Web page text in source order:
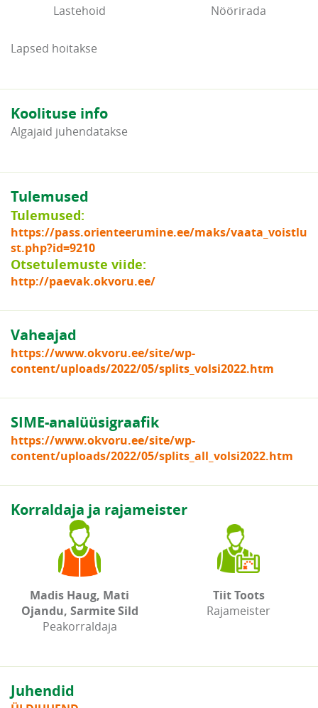
Lastehoid Nöörirada
Lapsed hoitakse
Koolituse info
Algajaid juhendatakse
Tulemused
Tulemused:
https://pass.orienteerumine.ee/maks/vaata_voistlu
st.php?id=9210
Otsetulemuste viide:
http://paevak.okvoru.ee/
Vaheajad
https://www.okvoru.ee/site/wp-
content/uploads/2022/05/splits_volsi2022.htm
SIME-analüüsigraafik
https://www.okvoru.ee/site/wp-
content/uploads/2022/05/splits_all_volsi2022.htm
Korraldaja ja rajameister
Madis Haug, Mati
Ojandu, Sarmite Sild
Peakorraldaja
Tiit Toots
Rajameister
Juhendid